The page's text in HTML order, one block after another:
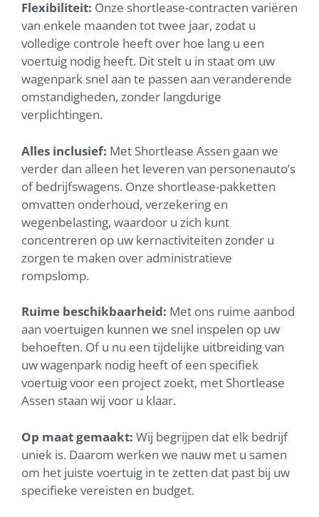
Flexibiliteit: Onze shortlease-contracten variëren
van enkele maanden tot twee jaar, zodat u
volledige controle heeft over hoe lang u een
voertuig nodig heeft. Dit stelt u in staat om uw
wagenpark snel aan te passen aan veranderende
omstandigheden, zonder langdurige
verplichtingen.
Alles inclusief: Met Shortlease Assen gaan we
verder dan alleen het leveren van personenauto’s
of bedrijfswagens. Onze shortlease-pakketten
omvatten onderhoud, verzekering en
wegenbelasting, waardoor u zich kunt
concentreren op uw kernactiviteiten zonder u
zorgen te maken over administratieve
rompslomp.
Ruime beschikbaarheid: Met ons ruime aanbod
aan voertuigen kunnen we snel inspelen op uw
behoeften. Of u nu een tijdelijke uitbreiding van
uw wagenpark nodig heeft of een specifiek
voertuig voor een project zoekt, met Shortlease
Assen staan wij voor u klaar.
Op maat gemaakt: Wij begrijpen dat elk bedrijf
uniek is. Daarom werken we nauw met u samen
om het juiste voertuig in te zetten dat past bij uw
specifieke vereisten en budget.